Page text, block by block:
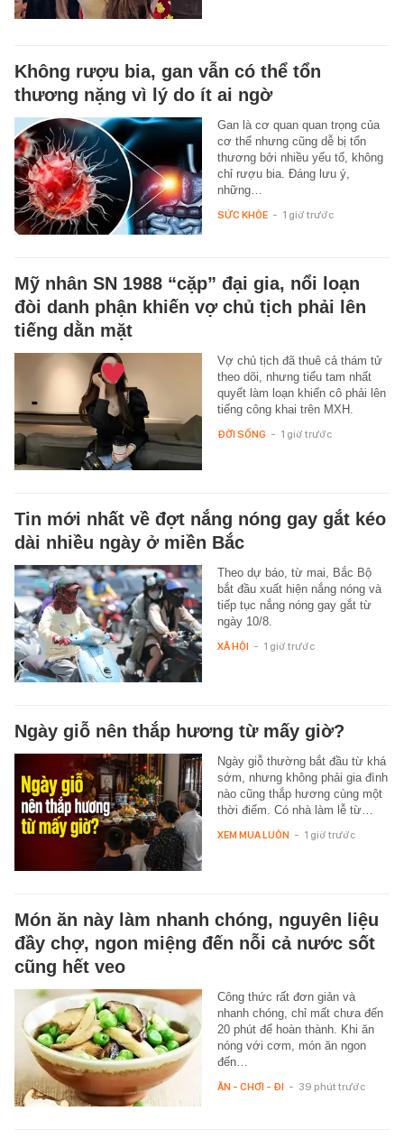
Không rượu bia, gan vẫn có thể tổn
thương nặng vì lý do ít ai ngờ
Gan là cơ quan quan trọng của
cơ thể nhưng cũng dễ bị tổn
thương bởi nhiều yếu tố, không
chỉ rượu bia. Đáng lưu ý,
những…
SỨC KHỎE - 1 giờ trước
Mỹ nhân SN 1988 “cặp” đại gia, nổi loạn
đòi danh phận khiến vợ chủ tịch phải lên
tiếng dằn mặt
Vợ chủ tịch đã thuê cả thám tử
theo dõi, nhưng tiểu tam nhất
quyết làm loạn khiến cô phải lên
tiếng công khai trên MXH.
ĐỜI SỐNG - 1 giờ trước
Tin mới nhất về đợt nắng nóng gay gắt kéo
dài nhiều ngày ở miền Bắc
Theo dự báo, từ mai, Bắc Bộ
bắt đầu xuất hiện nắng nóng và
tiếp tục nắng nóng gay gắt từ
ngày 10/8.
XÃ HỘI - 1 giờ trước
Ngày giỗ nên thắp hương từ mấy giờ?
Ngày giỗ thường bắt đầu từ khá
sớm, nhưng không phải gia đình
nào cũng thắp hương cùng một
thời điểm. Có nhà làm lễ từ…
XEM MUA LUÔN - 1 giờ trước
Món ăn này làm nhanh chóng, nguyên liệu
đầy chợ, ngon miệng đến nỗi cả nước sốt
cũng hết veo
Công thức rất đơn giản và
nhanh chóng, chỉ mất chưa đến
20 phút để hoàn thành. Khi ăn
nóng với cơm, món ăn ngon
đến…
ĂN - CHƠI - ĐI - 39 phút trước